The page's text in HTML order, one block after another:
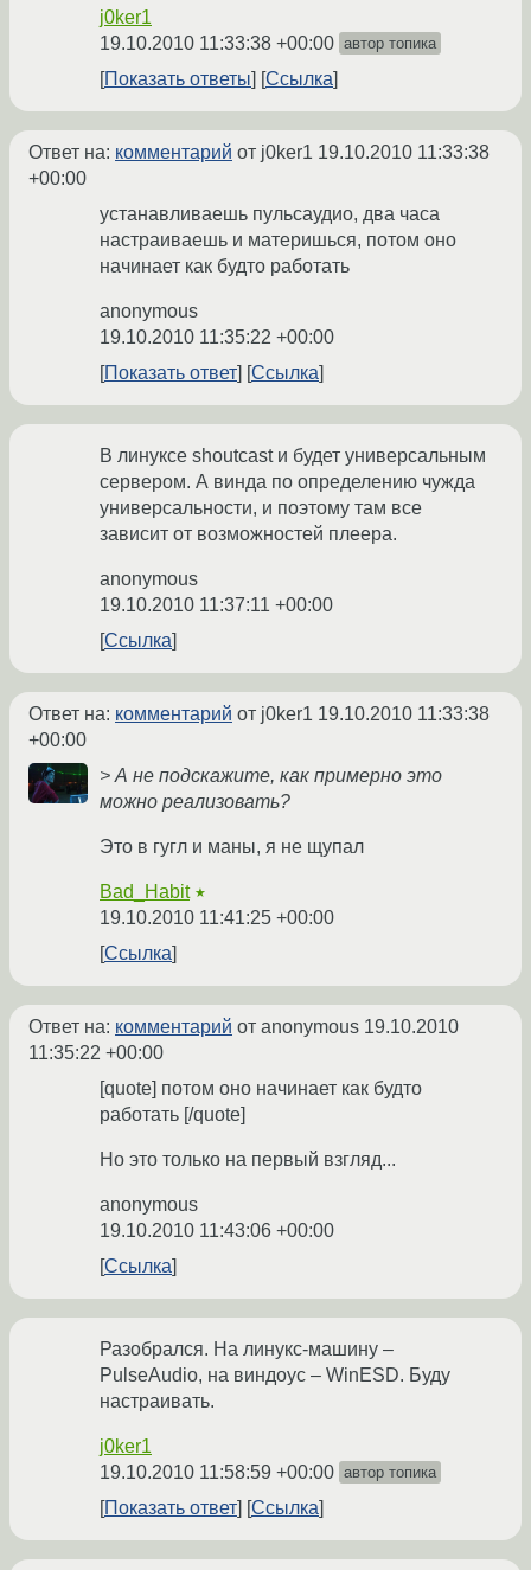
j0ker1
19.10.2010 11:33:38 +00:00 автор топика
Показать ответы Ссылка
Ответ на: комментарий от j0ker1 19.10.2010 11:33:38
+00:00
устанавливаешь пульсаудио, два часа
настраиваешь и материшься, потом оно
начинает как будто работать
anonymous
19.10.2010 11:35:22 +00:00
Показать ответ
Ссылка
В линуксе shoutcast и будет универсальным
сервером. А винда по определению чужда
универсальности, и поэтому там все
зависит от возможностей плеера.
anonymous
19.10.2010 11:37:11 +00:00
Ссылка
Ответ на: комментарий от j0ker1 19.10.2010 11:33:38
+00:00
> А не подскажите, как примерно это
можно реализовать?
Это в гугл и маны, я не щупал
Bad_Habit ★
19.10.2010 11:41:25 +00:00
Ссылка
Ответ на: комментарий от anonymous 19.10.2010
11:35:22 +00:00
[quote] потом оно начинает как будто
работать [/quote]
Но это только на первый взгляд...
anonymous
19.10.2010 11:43:06 +00:00
Ссылка
Разобрался. На линукс-машину –
PulseAudio, на виндоус – WinESD. Буду
настраивать.
j0ker1
19.10.2010 11:58:59 +00:00 автор топика
Показать ответ Ссылка